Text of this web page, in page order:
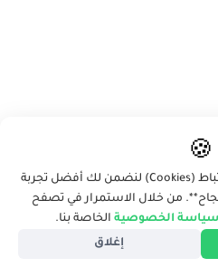
على التفكير في مفاهيم متعددة
الخطى ، اعتدنا التوفيق بين
. وفقًا لتقرير صادر عن
🍪
نحن نستخدم ملفات تعريف الارتباط (Cookies) لنضمن لك أفضل تجربة
من خلال الاستمرار في تصفح
سياسة الخصوصية الخاصة بنا.
إغلاق